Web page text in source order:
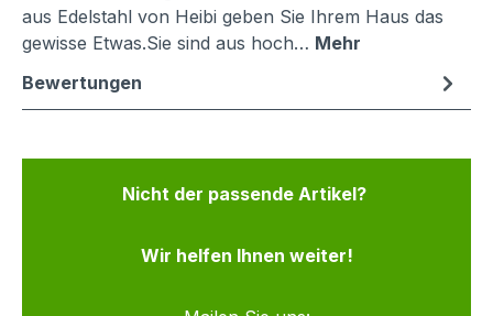
aus Edelstahl von Heibi geben Sie Ihrem Haus das
gewisse Etwas.Sie sind aus hoch… Mehr
Bewertungen
Nicht der passende Artikel?
Wir helfen Ihnen weiter!